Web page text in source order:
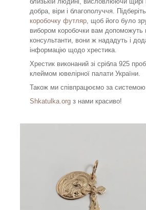
добра, віри і благополуччя.
коробочку футляр, щоб його було
вибором коробочки вам допоможуть
консультанти, вони ж нададуть і
інформацію щодо хрестика.
Хрестик виконаний зі срібла 925
клеймом ювелірної палати України.
Також ми співпрацюємо за системою
Shkatulka.org з нами красиво!